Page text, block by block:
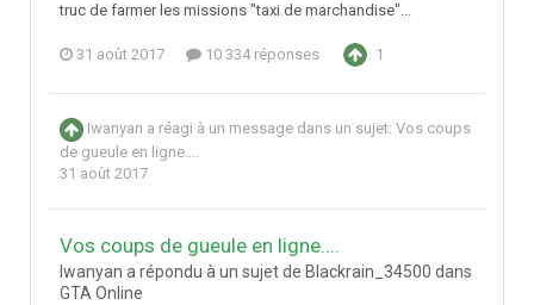
truc de farmer les missions "taxi de marchandise"...
31 août 2017 10 334 réponses 1
Iwanyan a réagi à un message dans un sujet: Vos coups
de gueule en ligne....
31 août 2017
Vos coups de gueule en ligne....
Iwanyan a répondu à un sujet de Blackrain_34500 dans
GTA Online